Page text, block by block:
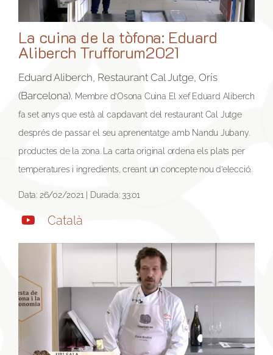
La cuina de la tòfona: Eduard
Aliberch Trufforum2021
Eduard Aliberch, Restaurant Cal Jutge, Orís
(Barcelona). Membre d’Osona Cuina El xef Eduard Aliberch
fa set anys que està al capdavant del restaurant Cal Jutge
després de passar el seu aprenentatge amb Nandu Jubany.
productes de la zona. La carta original ordena els plats per
temperatures i ingredients, creant un concepte nou d’elecció.
Data: 26/02/2021 | Durada: 33:01
Català